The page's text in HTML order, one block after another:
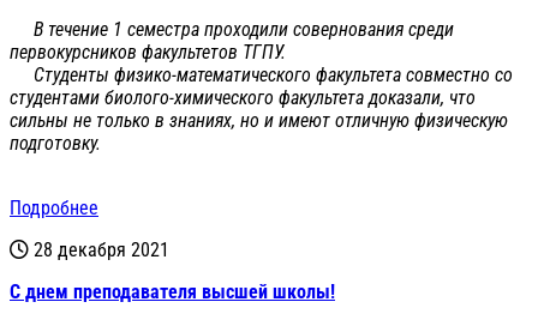
В течение 1 семестра проходили совернования среди
первокурсников факультетов ТГПУ.
Студенты физико-математического факультета совместно со
студентами биолого-химического факультета доказали, что
сильны не только в знаниях, но и имеют отличную физическую
подготовку.
Подробнее
28 декабря 2021
С днем преподавателя высшей школы!